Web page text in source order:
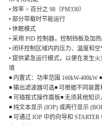
• 效率 > 百分之 98（PM330）
• 部分带载时节能运行
• 休眠模式
• 采用 PID 控制器，控制挡板及加
• 闭环控制区域内的压力、温度和
• 提供紧急运行模式，以便在发生
境
◾ 内置式：功率范围 160kW-
◾ 输出滤波器可选◾ 可根据不同装
◾ 可插拔式操作面板◾ 无须其他知
◾ 纯文本显示 (IOP) 或两行显示
◾ 可通过 IOP 中的向导和